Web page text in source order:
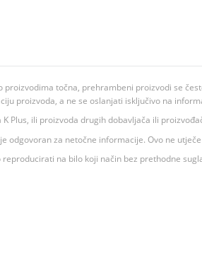
točna, prehrambeni proizvodi se
proizvoda, a ne se oslanjati isključivo na
Plus, ili proizvoda drugih dobavljača ili
za netočne informacije. Ovo ne
na bilo koji način bez prethodne